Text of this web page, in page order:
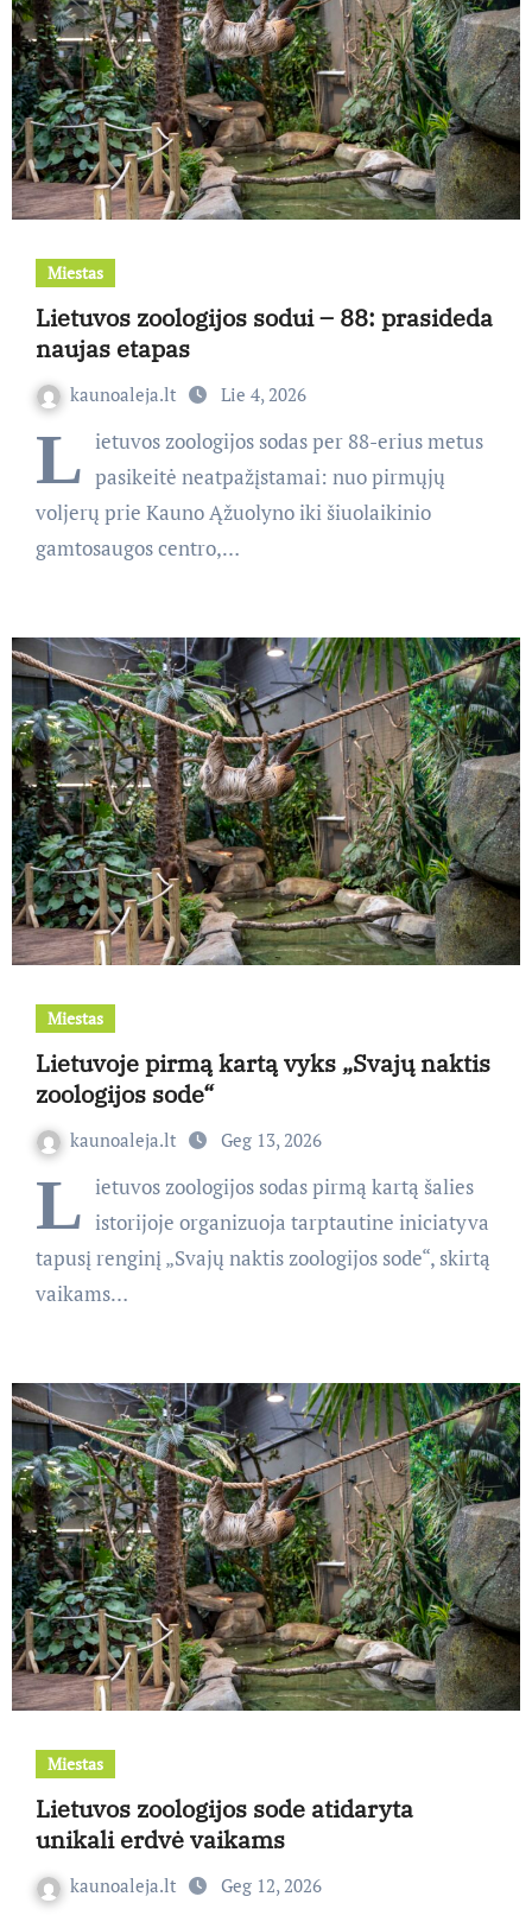
Miestas
Lietuvos zoologijos sodui – 88: prasideda
naujas etapas
kaunoaleja.lt Lie 4, 2026
L ietuvos zoologijos sodas per 88-erius metus
pasikeitė neatpažįstamai: nuo pirmųjų
voljerų prie Kauno Ąžuolyno iki šiuolaikinio
gamtosaugos centro,…
Miestas
Lietuvoje pirmą kartą vyks „Svajų naktis
zoologijos sode“
kaunoaleja.lt Geg 13, 2026
L ietuvos zoologijos sodas pirmą kartą šalies
istorijoje organizuoja tarptautine iniciatyva
tapusį renginį „Svajų naktis zoologijos sode“, skirtą
vaikams…
Miestas
Lietuvos zoologijos sode atidaryta
unikali erdvė vaikams
kaunoaleja.lt Geg 12, 2026